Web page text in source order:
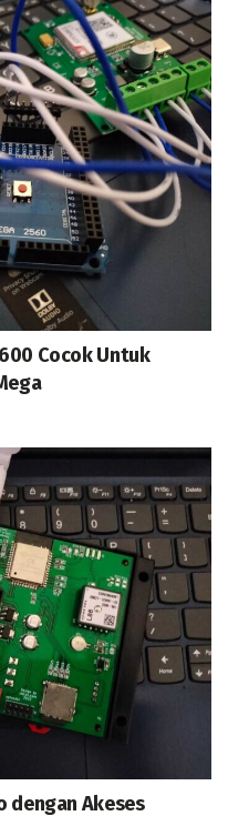
Cocok Untuk
dengan Akeses